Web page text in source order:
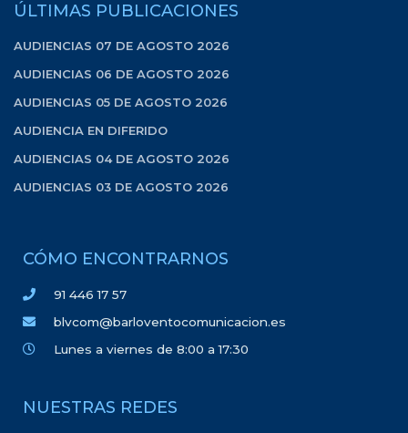
ÚLTIMAS PUBLICACIONES
AUDIENCIAS 07 DE AGOSTO 2026
AUDIENCIAS 06 DE AGOSTO 2026
AUDIENCIAS 05 DE AGOSTO 2026
AUDIENCIA EN DIFERIDO
AUDIENCIAS 04 DE AGOSTO 2026
AUDIENCIAS 03 DE AGOSTO 2026
CÓMO ENCONTRARNOS
91 446 17 57
blvcom@barloventocomunicacion.es
Lunes a viernes de 8:00 a 17:30
NUESTRAS REDES